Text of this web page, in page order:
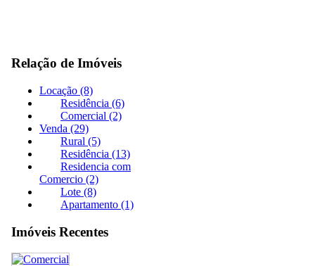
Relação de Imóveis
Locação (8)
Residência (6)
Comercial (2)
Venda (29)
Rural (5)
Residência (13)
Residencia com
Comercio (2)
Lote (8)
Apartamento (1)
Imóveis Recentes